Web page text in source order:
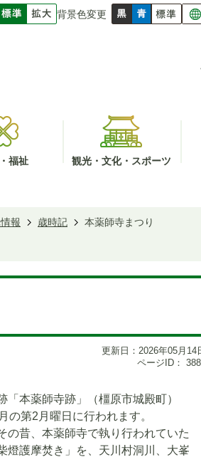
背景色変更
福祉 観光・文化・スポーツ
報 歳時記 本薬師寺まつり
更新日：2026年05月14
ページID：
「本薬師寺跡」（橿原市城殿町）
の第2月曜日に行われます。
の昔、本薬師寺で執り行われていた
燈護摩焚き」を、天川村洞川、大峯